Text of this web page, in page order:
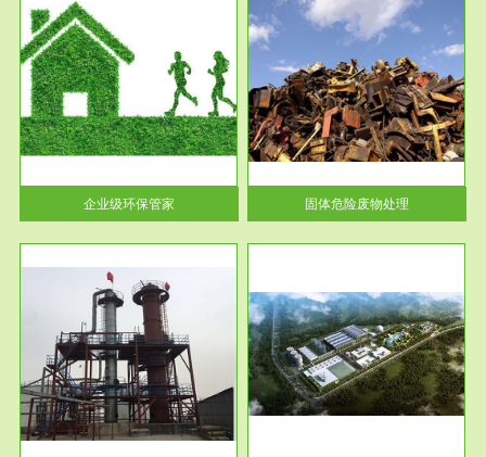
企业级环保管家
服务范围
固体危险废物处理
固体废物解释：固体废物是指人
们在生产建设、日常生活和其他
活动中...
固体危险废物处理
服务范围
市政固废处理
蔚蓝生态环境科技所从事的市政
废物处理业务包括市政废物的处